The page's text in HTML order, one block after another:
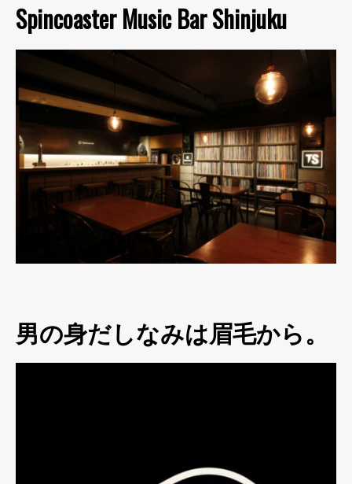
Spincoaster Music Bar Shinjuku
男の身だしなみは眉毛から。